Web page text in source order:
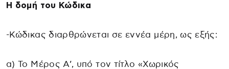
Η δομή του Κώδικα
-Κώδικας διαρθρώνεται σε εννέα μέρη, ως εξής:
α) Το Μέρος Α’, υπό τον τίτλο «Χωρικός